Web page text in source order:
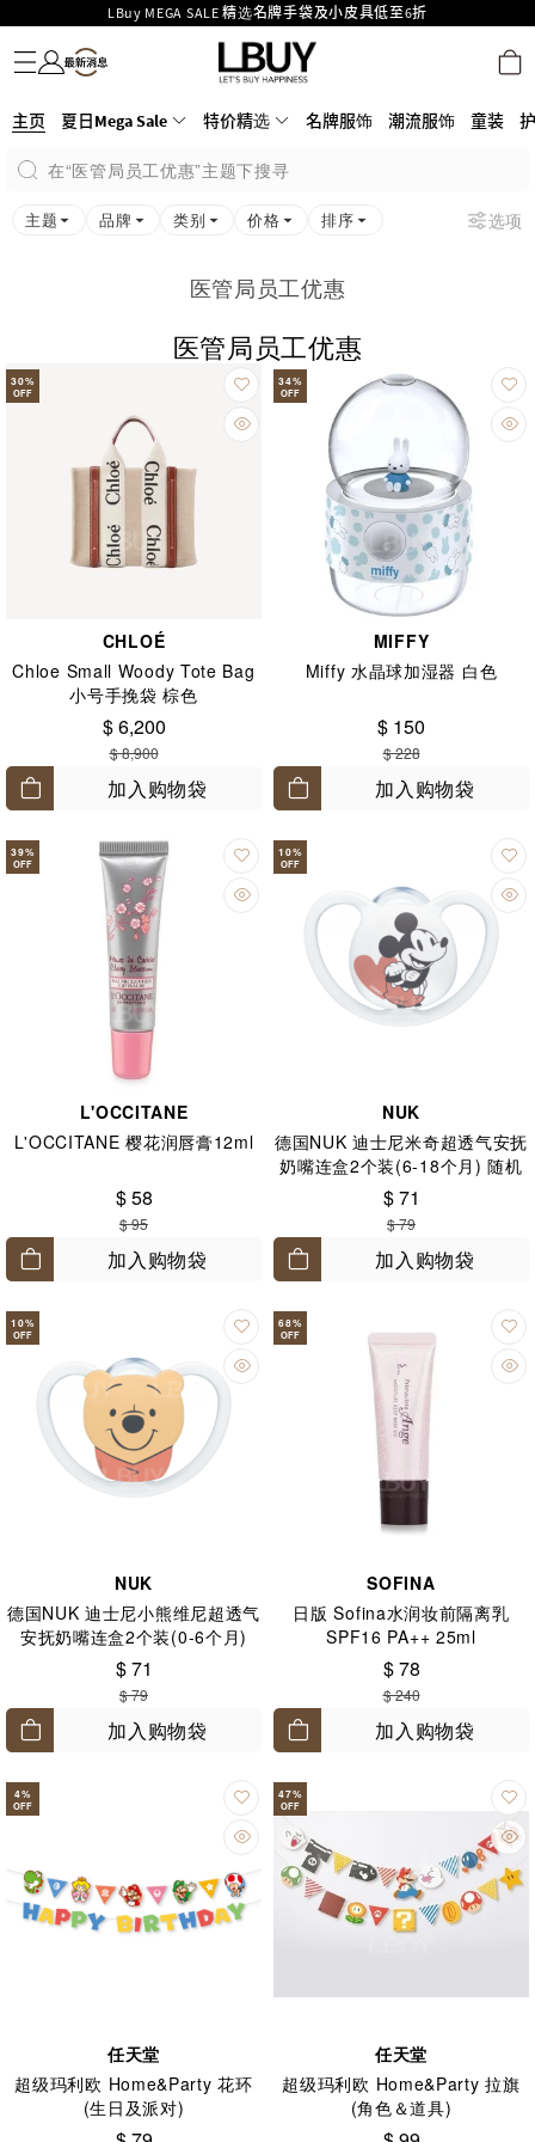
Goyard Hobo / Hobo Mini人气限量特别版限时原价低至75折!
LBuy呈献 - Hermès 及 Chanel 手袋及首饰低至6折，立即入手!
LBuy Nintendo Switch / Nintendo Switch 2 正规商品零售店登陆MOKO 4楼
重要通告：银行转帐及转数快付款注意事项
LBuy获香港知识产权署颁发2026《正版正货承诺》商标
名牌服饰
潮流服饰
童装
护肤美妆
香水香薰
个人护理
母婴护理
游戏及精品玩具
文仪用品
家居生活
电子产品
美食
医药保健
运动与户外用品
主页 夏日Mega Sale 特价精选 名牌服饰 潮流服饰 童装
在“医管局员工优惠”主题下搜寻
主题 品牌 类别 价格 排序 选项
医管局员工优惠
医管局员工优惠
30%
OFF
CHLOÉ
Chloe Small Woody Tote Bag
小号手挽袋 棕色
$ 6,200
$ 8,900
加入购物袋
34%
OFF
MIFFY
Miffy 水晶球加湿器 白色
$ 150
$ 228
加入购物袋
39%
OFF
L'OCCITANE
L'OCCITANE 樱花润唇膏12ml
$ 58
$ 95
加入购物袋
10%
OFF
NUK
德国NUK 迪士尼米奇超透气安抚
奶嘴连盒2个装(6-18个月) 随机
款式
$ 71
$ 79
加入购物袋
10%
OFF
NUK
德国NUK 迪士尼小熊维尼超透气
安抚奶嘴连盒2个装(0-6个月)
$ 71
$ 79
加入购物袋
68%
OFF
SOFINA
日版 Sofina水润妆前隔离乳
SPF16 PA++ 25ml
$ 78
$ 240
加入购物袋
4%
OFF
任天堂
超级玛利欧 Home&Party 花环
(生日及派对)
47%
OFF
任天堂
超级玛利欧 Home&Party 拉旗
(角色＆道具)